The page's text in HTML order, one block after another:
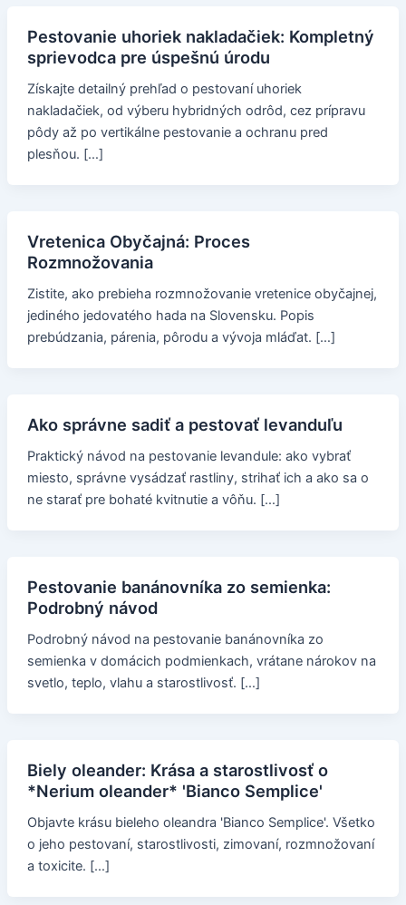
Pestovanie uhoriek nakladačiek: Kompletný
sprievodca pre úspešnú úrodu
Získajte detailný prehľad o pestovaní uhoriek
nakladačiek, od výberu hybridných odrôd, cez prípravu
pôdy až po vertikálne pestovanie a ochranu pred
plesňou. […]
Vretenica Obyčajná: Proces
Rozmnožovania
Zistite, ako prebieha rozmnožovanie vretenice obyčajnej,
jediného jedovatého hada na Slovensku. Popis
prebúdzania, párenia, pôrodu a vývoja mláďat. […]
Ako správne sadiť a pestovať levanduľu
Praktický návod na pestovanie levandule: ako vybrať
miesto, správne vysádzať rastliny, strihať ich a ako sa o
ne starať pre bohaté kvitnutie a vôňu. […]
Pestovanie banánovníka zo semienka:
Podrobný návod
Podrobný návod na pestovanie banánovníka zo
semienka v domácich podmienkach, vrátane nárokov na
svetlo, teplo, vlahu a starostlivosť. […]
Biely oleander: Krása a starostlivosť o
*Nerium oleander* 'Bianco Semplice'
Objavte krásu bieleho oleandra 'Bianco Semplice'. Všetko
o jeho pestovaní, starostlivosti, zimovaní, rozmnožovaní
a toxicite. […]